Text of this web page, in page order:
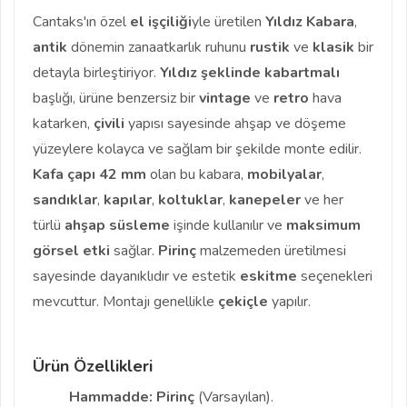
Cantaks'ın özel el işçiliğiyle üretilen Yıldız Kabara,
antik dönemin zanaatkarlık ruhunu rustik ve klasik bir
detayla birleştiriyor. Yıldız şeklinde kabartmalı
başlığı, ürüne benzersiz birvintage ve retro hava
katarken, çivili yapısı sayesinde ahşap ve döşeme
yüzeylere kolayca ve sağlam bir şekilde monte edilir.
Kafa çapı 42 mm olan bu kabara, mobilyalar,
sandıklar, kapılar, koltuklar, kanepelerve her
türlü ahşap süsleme işinde kullanılır ve maksimum
görsel etki sağlar. Pirinçmalzemeden üretilmesi
sayesinde dayanıklıdır ve estetik eskitme seçenekleri
mevcuttur. Montajı genellikle çekiçle yapılır.
Ürün Özellikleri
Hammadde: Pirinç (Varsayılan).